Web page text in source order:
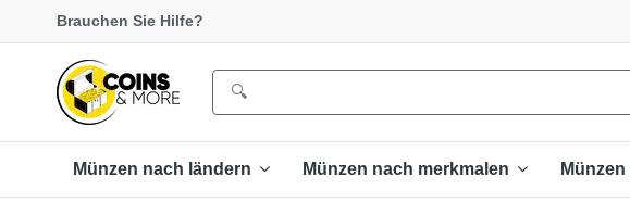
Brauchen Sie Hilfe?
Münzen nach ländern Münzen nach merkmalen